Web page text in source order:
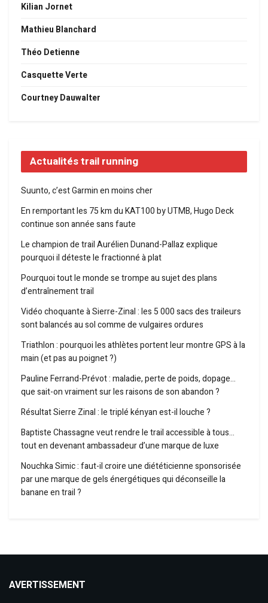
Kilian Jornet
Mathieu Blanchard
Théo Detienne
Casquette Verte
Courtney Dauwalter
Actualités trail running
Suunto, c’est Garmin en moins cher
En remportant les 75 km du KAT100 by UTMB, Hugo Deck
continue son année sans faute
Le champion de trail Aurélien Dunand-Pallaz explique
pourquoi il déteste le fractionné à plat
Pourquoi tout le monde se trompe au sujet des plans
d’entraînement trail
Vidéo choquante à Sierre-Zinal : les 5 000 sacs des traileurs
sont balancés au sol comme de vulgaires ordures
Triathlon : pourquoi les athlètes portent leur montre GPS à la
main (et pas au poignet ?)
Pauline Ferrand-Prévot : maladie, perte de poids, dopage…
que sait-on vraiment sur les raisons de son abandon ?
Résultat Sierre Zinal : le triplé kényan est-il louche ?
Baptiste Chassagne veut rendre le trail accessible à tous…
tout en devenant ambassadeur d’une marque de luxe
Nouchka Simic : faut-il croire une diététicienne sponsorisée
par une marque de gels énergétiques qui déconseille la
banane en trail ?
AVERTISSEMENT